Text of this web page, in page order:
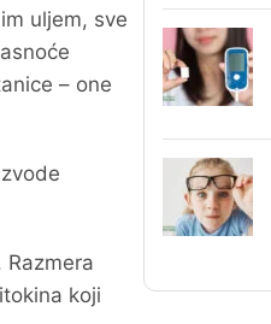
uljem, sve
– one
koji